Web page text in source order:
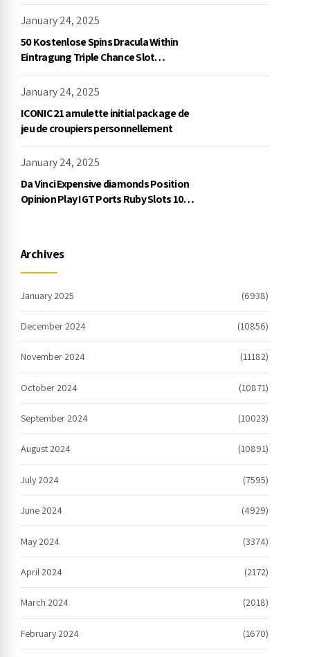
January 24, 2025
50 Kostenlose Spins Dracula Within
Eintragung Triple Chance Slot
Exklusive Einzahlung
January 24, 2025
ICONIC21 amulette initial package de
jeu de croupiers personnellement
January 24, 2025
Da Vinci Expensive diamonds Position
Opinion Play IGT Ports Ruby Slots 100
Archives
January 2025 (6938)
December 2024 (10856)
November 2024 (11182)
October 2024 (10871)
September 2024 (10023)
August 2024 (10891)
July 2024 (7595)
June 2024 (4929)
May 2024 (3374)
April 2024 (2172)
March 2024 (2018)
February 2024 (1670)